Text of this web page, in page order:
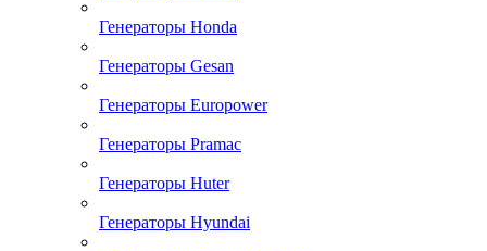
Генераторы Honda
Генераторы Gesan
Генераторы Europower
Генераторы Pramac
Генераторы Huter
Генераторы Hyundai